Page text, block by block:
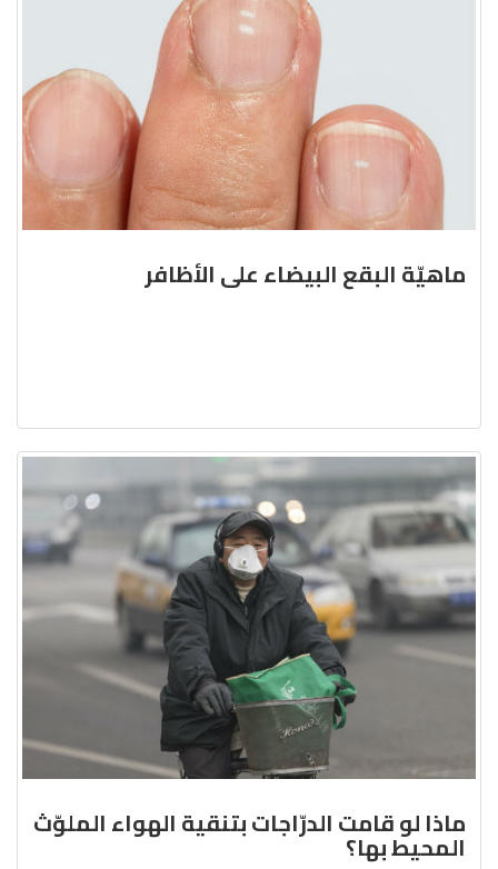
ماهيّة البقع البيضاء على الأظافر
ماذا لو قامت الدرّاجات بتنقية الهواء الملوّث
المحيط بها؟